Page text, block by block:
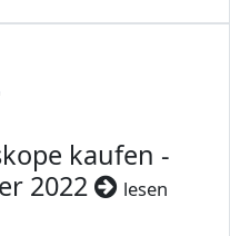
kaufen -
2022
lesen